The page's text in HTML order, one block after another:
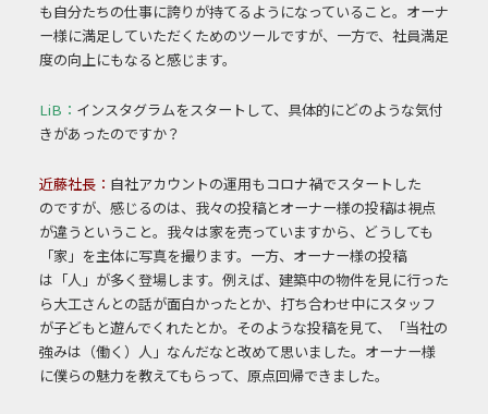
も自分たちの仕事に誇りが持てる ようになっていること。オーナ
ー様に満足していただくためのツールですが、一方で、社員満足
度の向上にもなると感じます。
LiB： インスタグラムをスタートして、具体的にどのような気付
きがあったのですか？
近藤社長： 自社アカウントの運用もコロナ禍でスタートした
のですが、感じるのは、我々の投稿とオーナー様の投稿は視点
が違うということ。 我々は家を売っていますから、どうしても
「家」を主体に写真を撮ります。一方、オーナー様の投稿
は 「人」が多く登場します。 例えば、建築中の物件を見に行った
ら大工さんとの話が面白かったとか、打ち合わせ中にスタッフ
が子どもと遊んでくれたとか。そのような投稿を見て、
「当社の
強みは（働く）人」なんだなと改めて思いま した。オーナー様
に僕らの魅力を教えてもらって、原点回帰できました。